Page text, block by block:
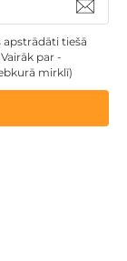
Atpūta
Atpūta
apstrādāti tiešā
par -
mirklī)